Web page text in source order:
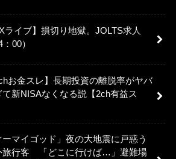
ライブ】損切り地獄。JOLTS求人
：00）
お金スレ】長期投資の離脱率がヤバ
て新NISAなくなる説【2ch有益ス
ーマイゴッド」夜の大地震に戸惑う
旅行客 「どこに行けば…」避難場